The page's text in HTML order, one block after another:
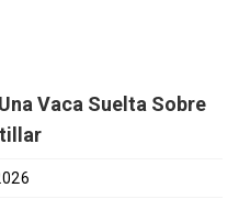
Vaca Suelta Sobre